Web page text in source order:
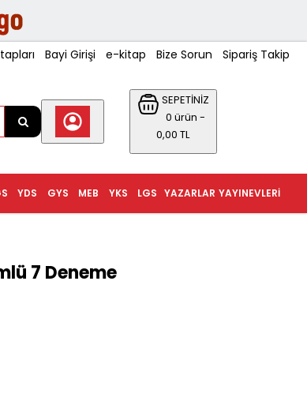
Bayi Girişi e-kitap Bize Sorun Sipariş Takip
SEPETİNİZ
0 ürün -
0,00 TL
YAYINEVLERI
YAZARLAR
LGS
YKS
MEB
GYS
YDS
7 Deneme